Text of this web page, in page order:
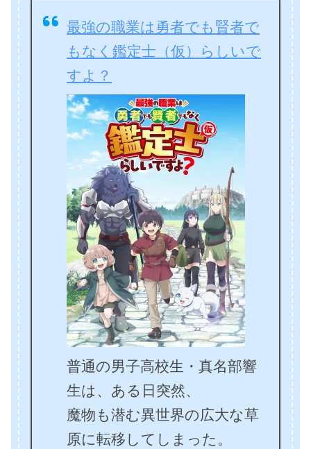
最強の職業は勇者でも賢者で
もなく鑑定士（仮）らしいで
すよ？
普通の男子高校生・真名部響
生は、ある日突然、
魔物も潜む異世界の広大な草
原に転移してしまった。